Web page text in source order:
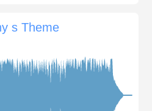
s Theme